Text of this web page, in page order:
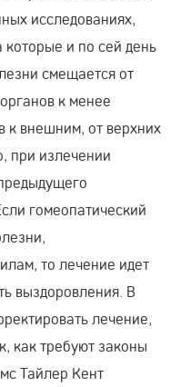
исследованиях,
и по сей день
смещается от
к менее
к внешним, от верхних
при излечении
гомеопатический
то лечение идет
выздоровления. В
лечение,
как требуют законы
Тайлер Кент